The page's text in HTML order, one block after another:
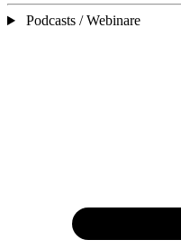
Podcasts / Webinare